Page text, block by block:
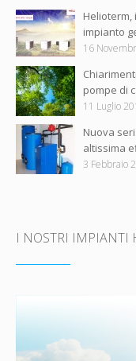
impianto
16
pompe di
11 Luglio
Nuova
altissima
3 Febbraio
I NOSTRI IMPIANTI